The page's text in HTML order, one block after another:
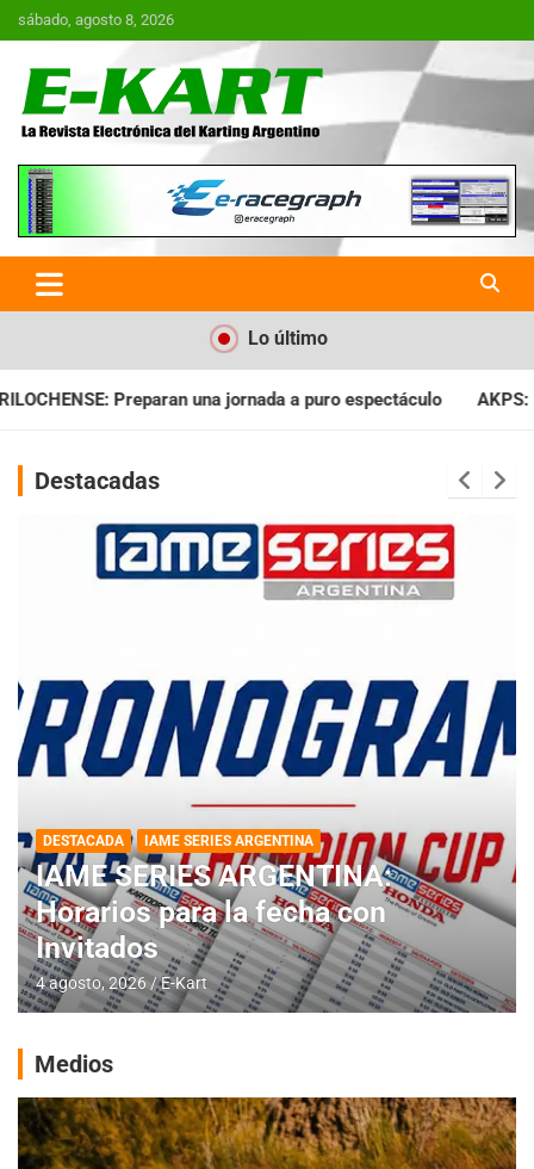
Saltar
al
sábado, agosto 8, 2026
E-Kart.com.ar | La Revista
Electrónica del Karting en
Argentina
Lo último
a puro espectáculo AKPS: Intervino la IGJ y oficializó el
Destacadas
DESTACADA IAME SERIES ARGENTINA
IAME SERIES ARGENTINA:
Horarios para la fecha con
Invitados
4 agosto, 2026 E-Kart
Medios